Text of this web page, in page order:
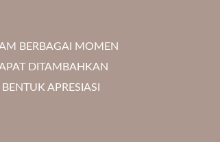
BERBAGAI MOMEN
DITAMBAHKAN
APRESIASI